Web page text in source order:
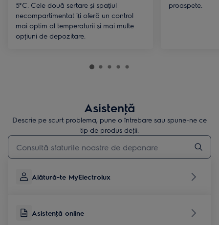
5°C. Cele două sertare și spațiul
necompartimentat îți oferă un control
mai optim al temperaturii și mai multe
opțiuni de depozitare.
proaspete.
Asistenţă
Descrie pe scurt problema, pune o întrebare sau spune-ne ce
tip de produs deţii.
Type to search for support articles
Alătură-te MyElectrolux
Asistenţă online